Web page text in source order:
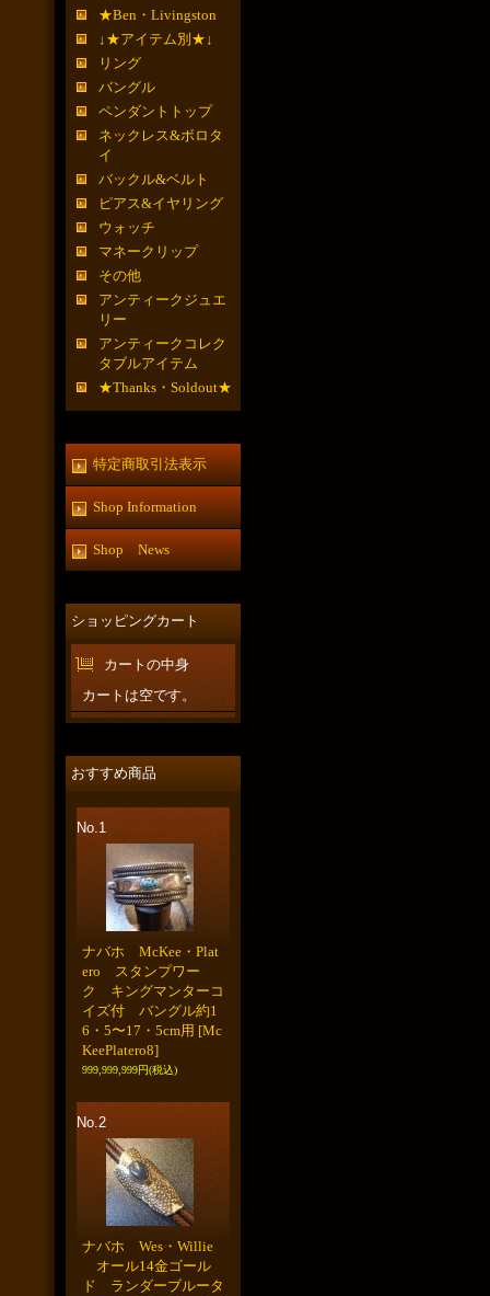
★Ben・Livingston
↓★アイテム別★↓
リング
バングル
ペンダントトップ
ネックレス&ボロタ
イ
バックル&ベルト
ピアス&イヤリング
ウォッチ
マネークリップ
その他
アンティークジュエ
リー
アンティークコレク
タブルアイテム
★Thanks・Soldout★
特定商取引法表示
Shop Information
Shop News
ショッピングカート
カートの中身
カートは空です。
おすすめ商品
No.1
ナバホ McKee・Plat
ero スタンプワー
ク キングマンターコ
イズ付 バングル約1
6・5〜17・5cm用 [Mc
KeePlatero8]
999,999,999円(税込)
No.2
ナバホ Wes・Willie
オール14金ゴール
ド ランダーブルータ